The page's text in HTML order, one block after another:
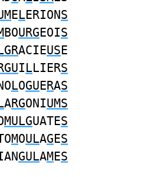
ELERIONS
BOURGEOIS
ACIEUSE
ILLIERS
LOGUERAS
ARGONIUMS
MULGUATES
MOULAGES
GULAMES